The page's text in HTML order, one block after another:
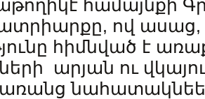
համայնքի
ով ասաց,
հիմնված է
արյան ու
առանց